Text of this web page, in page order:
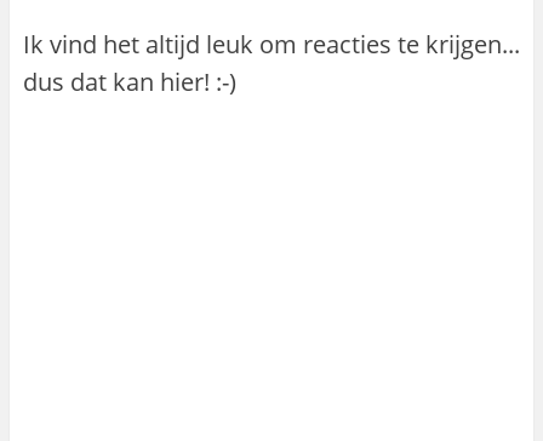
Ik vind het altijd leuk om reacties te krijgen...
dus dat kan hier! :-)